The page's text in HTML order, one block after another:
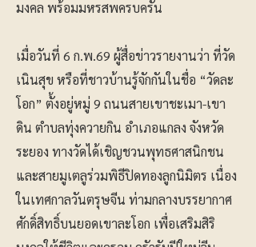
มงคล พร้อมมหรสพครบครัน
เมื่อวันที่ 6 ก.พ.69 ผู้สื่อข่าวรายงานว่า ที่วัด
เนินสุข หรือที่ชาวบ้านรู้จักกันในชื่อ “วัดละ
โอก” ตั้งอยู่หมู่ 9 ถนนสายเขาชะเมา-เขา
ดิน ตำบลทุ่งควายกิน อำเภอแกลง จังหวัด
ระยอง ทางวัดได้เชิญชวนพุทธศาสนิกชน
และสายมูเตลูร่วมพิธีปิดทองลูกนิมิตร เนื่อง
ในเทศกาลวันตรุษจีน ท่ามกลางบรรยากาศ
ศักดิ์สิทธิ์บนยอดเขาละโอก เพื่อเสริมสิริ